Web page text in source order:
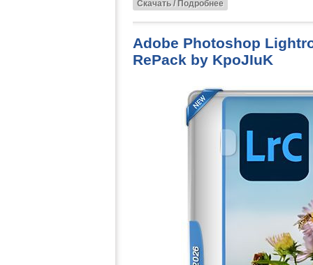
Скачать / Подробнее
Adobe Photoshop
RePack by KpoJIuK